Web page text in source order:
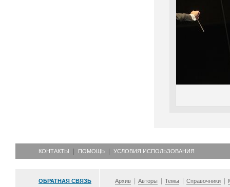
КОНТАКТЫ ПОМОЩЬ УСЛОВИЯ ИСПОЛЬЗОВАНИЯ
ОБРАТНАЯ СВЯЗЬ Архив Авторы Темы Справочники